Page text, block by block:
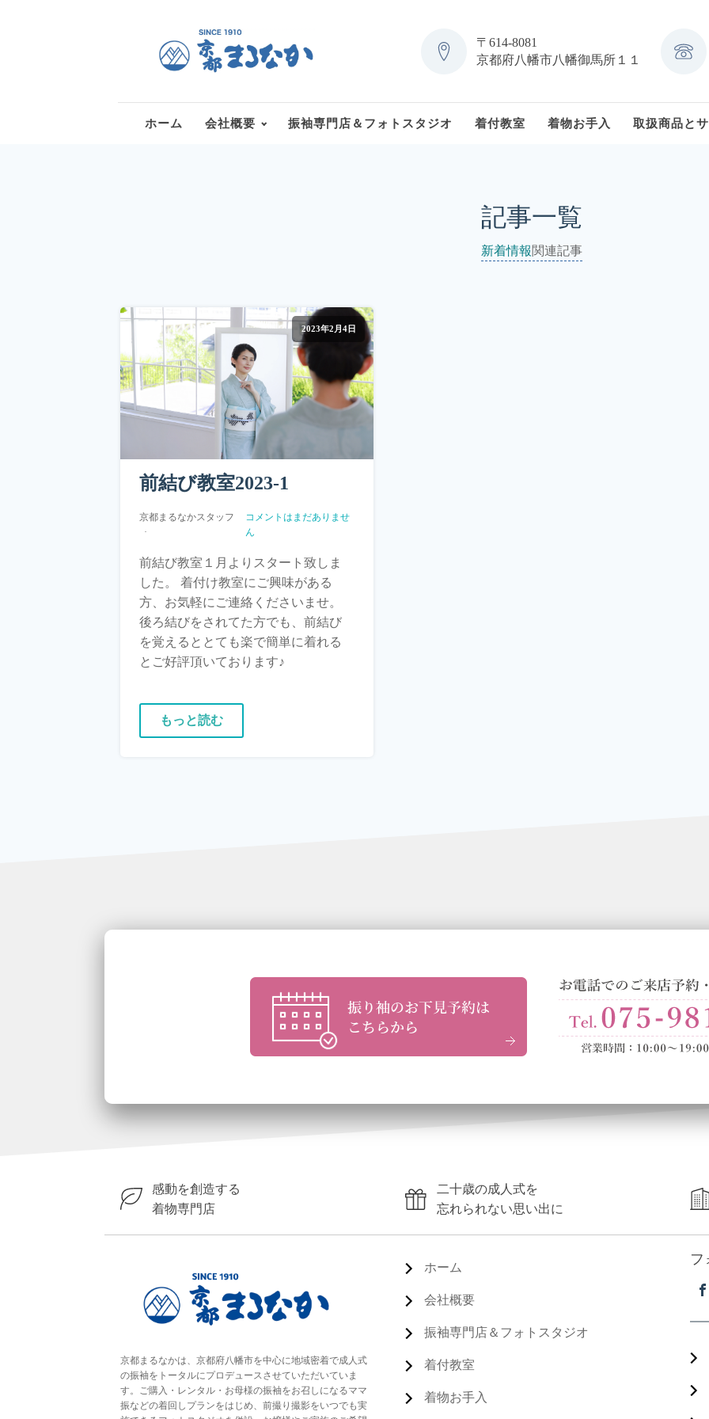
〒614-8081
京都府八幡市八幡御馬所１１
ホーム 会社概要 振袖専門店＆フォトスタジオ 着付教室 着物お手入 取扱商品と
記事一覧
新着情報関連記事
2023年2月4日
前結び教室2023-1
京都まるなかスタッフ
コメントはまだありませ
ん
前結び教室１月よりスタート致しま
した。 着付け教室にご興味がある
方、お気軽にご連絡くださいませ。
後ろ結びをされてた方でも、前結び
を覚えるととても楽で簡単に着れる
とご好評頂いております♪
もっと読む
感動を創造する
着物専門店
二十歳の成人式を
忘れられない思い出に
京都まるなかは、京都府八幡市を中心に地域密着で成人式
の振袖をトータルにプロデュースさせていただいていま
す。ご購入・レンタル・お母様の振袖をお召しになるママ
振などの着回しプランをはじめ、前撮り撮影をいつでも実
ホーム
会社概要
振袖専門店＆フォトスタジオ
着付教室
着物お手入
フ